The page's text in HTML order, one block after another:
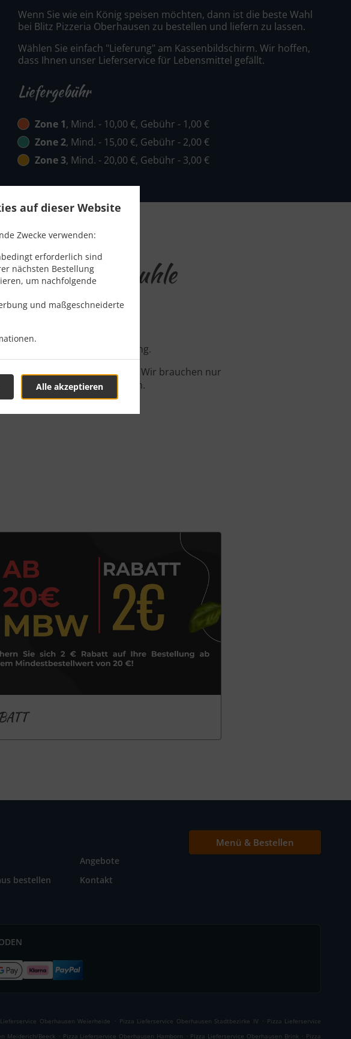
auf dieser Website
Zwecke verwenden:
erforderlich sind
nächsten Bestellung
um nachfolgende
und maßgeschneiderte
Alle akzeptieren
Wenn Sie wie ein König speisen möchten, dann ist die beste Wahl
bei Blitz Pizzeria Oberhausen zu bestellen und liefern zu lassen.
Wählen Sie einfach "Lieferung" am Kassenbildschirm. Wir hoffen,
dass Ihnen unser Lieferservice für Lebensmittel gefällt.
Liefergebühr
Zone 1, Mind. - 10,00 €, Gebühr - 1,00 €
Zone 2, Mind. - 15,00 €, Gebühr - 2,00 €
Zone 3, Mind. - 20,00 €, Gebühr - 3,00 €
Lehmkuhle
uns auf Ihre Online-Bestellung.
Sie wenn Sie fertig sind. Wir brauchen nur
zu bestätigen.
Angebote
bestellen
Kontakt
Menü & Bestellen
Oberhausen Weierheide . Pizza Lieferservice Oberhausen Stadtbezirke IV . Pizza Lieferservice
Meiderich/Beeck . Pizza Lieferservice Oberhausen Hamborn . Pizza Lieferservice Oberhausen Brink . Pizza